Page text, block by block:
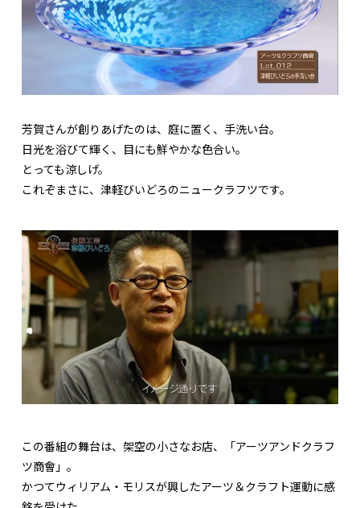
芳賀さんが創りあげたのは、庭に置く、手洗い台。
日光を浴びて輝く、目にも鮮やかな色合い。
とっても涼しげ。
これぞまさに、津軽びいどろのニュークラフツです。
この番組の舞台は、架空の小さなお店、「アーツアンドクラフ
ツ商會」。
かつてウィリアム・モリスが興したアーツ＆クラフト運動に感